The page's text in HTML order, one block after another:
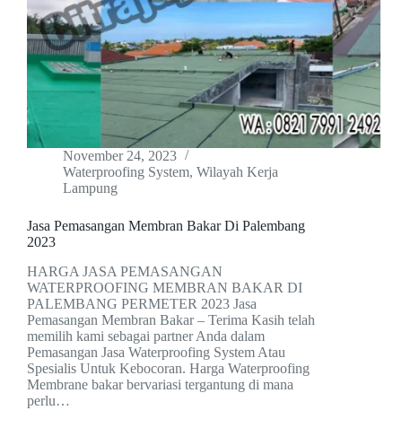
November 24, 2023
Waterproofing System, Wilayah Kerja
Lampung
Jasa Pemasangan Membran Bakar Di Palembang
2023
HARGA JASA PEMASANGAN
WATERPROOFING MEMBRAN BAKAR DI
PALEMBANG PERMETER 2023 Jasa
Pemasangan Membran Bakar – Terima Kasih telah
memilih kami sebagai partner Anda dalam
Pemasangan Jasa Waterproofing System Atau
Spesialis Untuk Kebocoran. Harga Waterproofing
Membrane bakar bervariasi tergantung di mana
perlu…